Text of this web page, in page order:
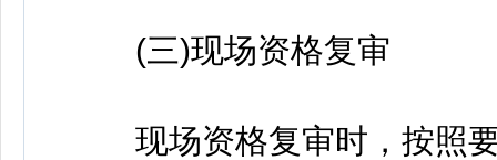
(三)现场资格复审
现场资格复审时，按照要